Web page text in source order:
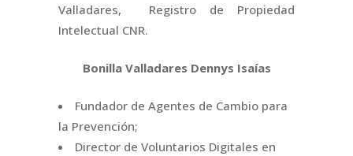
Valladares, Registro de Propiedad
Intelectual CNR.
Bonilla Valladares Dennys Isaías
Fundador de Agentes de Cambio para
la Prevención;
Director de Voluntarios Digitales en